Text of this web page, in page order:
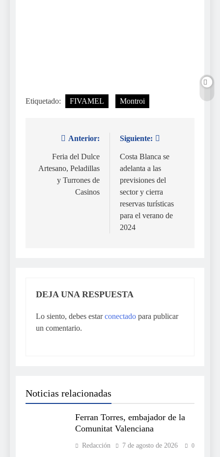
Etiquetado: FIVAMEL Montroi
Navegación
entradas
Anterior:
Feria del Dulce
Artesano, Peladillas
y Turrones de
Casinos
Siguiente:
Costa Blanca se
adelanta a las
previsiones del
sector y cierra
reservas turísticas
para el verano de
2024
DEJA UNA RESPUESTA
Lo siento, debes estarconectado para publicar
un comentario.
Noticias relacionadas
Ferran Torres, embajador de la
Comunitat Valenciana
Redacción 7 de agosto de 2026 0